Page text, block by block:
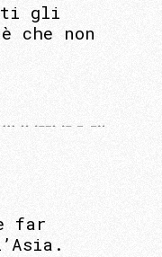
gli
che non
far